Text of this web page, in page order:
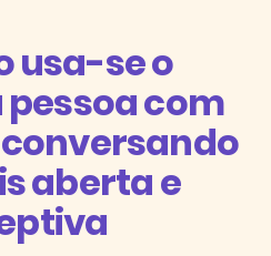
usa-se o
pessoa com
aberta e